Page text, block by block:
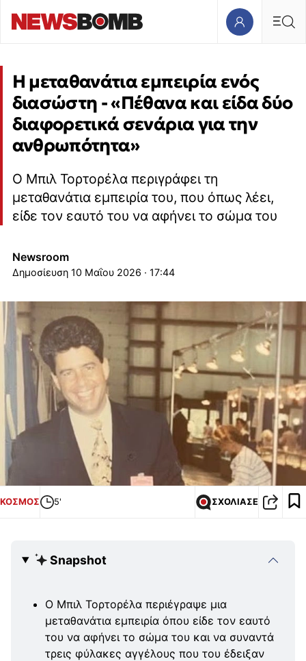
Η μεταθανάτια εμπειρία ενός
διασώστη - «Πέθανα και είδα δύο
διαφορετικά σενάρια για την
ανθρωπότητα»
Ο Μπιλ Τορτορέλα περιγράφει τη
μεταθανάτια εμπειρία του, που όπως λέει,
είδε τον εαυτό του να αφήνει το σώμα του
Newsroom
10 Μαΐου 2026 · 17:44
ΚΟΣΜΟΣ 5' ΣΧΟΛΙΑΣΕ
Snapshot
Ο Μπιλ Τορτορέλα περιέγραψε μια
μεταθανάτια εμπειρία όπου είδε τον εαυτό
του να αφήνει το σώμα του και να συναντά
τρεις φύλακες αγγέλους που του έδειξαν